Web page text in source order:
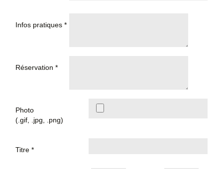
Infos pratiques *
Réservation *
Photo
(.gif, .jpg, .png)
Titre *